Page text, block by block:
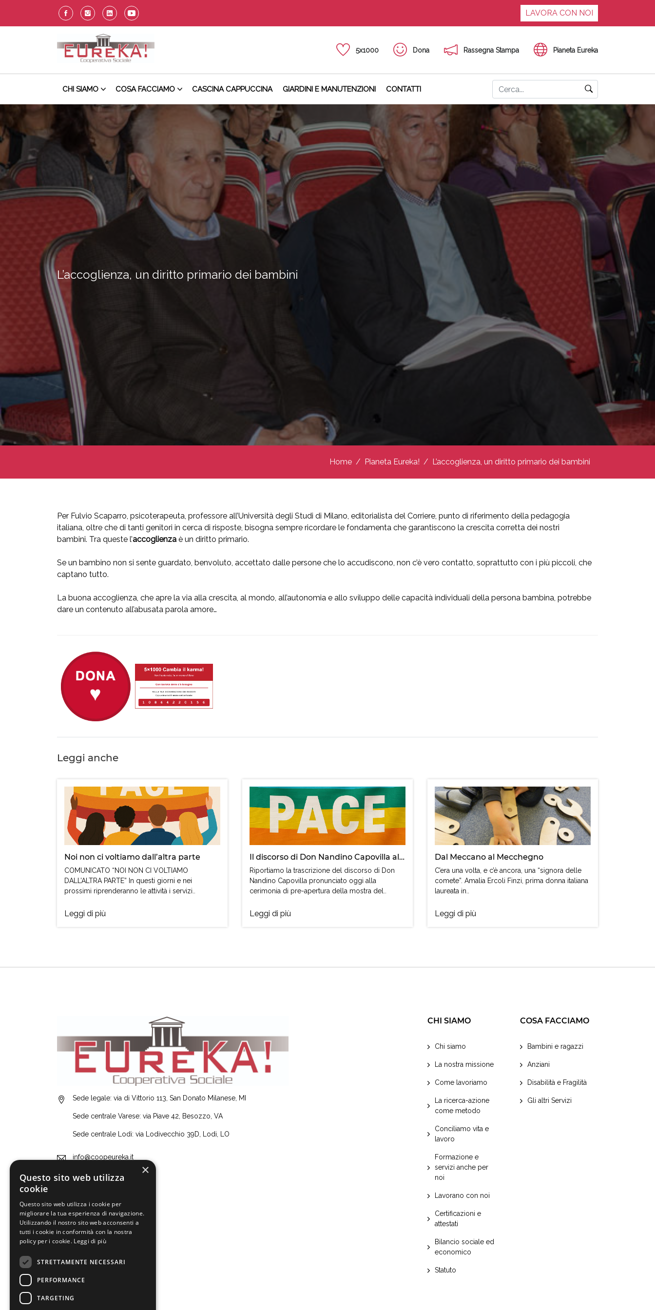
LAVORA CON NOI
5x1000 Dona Rassegna Stampa Pianeta Eureka
CHI SIAMO COSA FACCIAMO CASCINA CAPPUCCINA GIARDINI E MANUTENZIONI CONTATTI
L’accoglienza, un diritto primario dei bambini
Home Pianeta Eureka! L’accoglienza, un diritto primario dei bambini
Per Fulvio Scaparro, psicoterapeuta, professore all’Università degli Studi di Milano, editorialista del Corriere, punto di riferimento della pedagogia
italiana, oltre che di tanti genitori in cerca di risposte, bisogna sempre ricordare le fondamenta che garantiscono la crescita corretta dei nostri
bambini. Tra queste l’accoglienza è un diritto primario.
Se un bambino non si sente guardato, benvoluto, accettato dalle persone che lo accudiscono, non c’è vero contatto, soprattutto con i più piccoli, che
captano tutto.
La buona accoglienza, che apre la via alla crescita, al mondo, all’autonomia e allo sviluppo delle capacità individuali della persona bambina, potrebbe
dare un contenuto all’abusata parola amore…
Leggi anche
Noi non ci voltiamo dall’altra parte
COMUNICATO “NOI NON CI VOLTIAMO
DALL’ALTRA PARTE” In questi giorni e nei
prossimi riprenderanno le attività i servizi..
Leggi di più
Il discorso di Don Nandino Capovilla alla mostra del cinema di Venezia
Riportiamo la trascrizione del discorso di Don
Nandino Capovilla pronunciato oggi alla
cerimonia di pre-apertura della mostra del..
Leggi di più
Dal Meccano al Mecchegno
C’era una volta, e c’è ancora, una “signora delle
comete”. Amalia Ercoli Finzi, prima donna italiana
laureata in..
Leggi di più
Sede legale: via di Vittorio 113, San Donato Milanese, MI
Sede centrale Varese: via Piave 42, Besozzo, VA
Sede centrale Lodi: via Lodivecchio 39D, Lodi, LO
info@coopeureka.it
+39 0255607420
CHI SIAMO
Chi siamo
La nostra missione
Come lavoriamo
La ricerca-azione
come metodo
Conciliamo vita e
lavoro
Formazione e
servizi anche per
noi
Lavorano con noi
Certificazioni e
attestati
Bilancio sociale ed
economico
Statuto
COSA FACCIAMO
Bambini e ragazzi
Anziani
Disabilità e Fragilità
Gli altri Servizi
×
Questo sito web utilizza
cookie
Questo sito web utilizza i cookie per
migliorare la tua esperienza di navigazione.
Utilizzando il nostro sito web acconsenti a
tutti i cookie in conformità con la nostra
policy per i cookie. Leggi di più
STRETTAMENTE NECESSARI
PERFORMANCE
TARGETING